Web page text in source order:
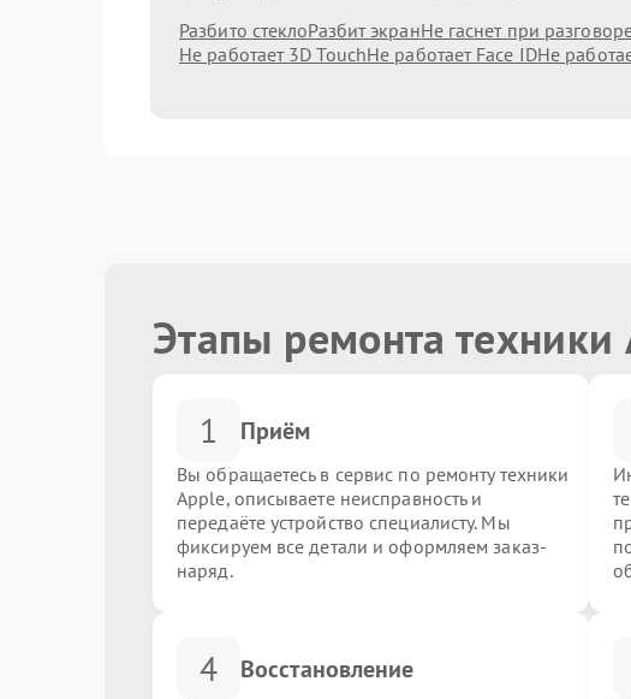
Разбито стеклоРазбит экранНе гаснет при
Не работает 3D TouchНе работает Face IDНе
Этапы ремонта техники
1 Приём
Вы обращаетесь в сервис по ремонту техники
Apple, описываете неисправность и
передаёте устройство специалисту. Мы
фиксируем все детали и оформляем заказ-
наряд.
4 Восстановление